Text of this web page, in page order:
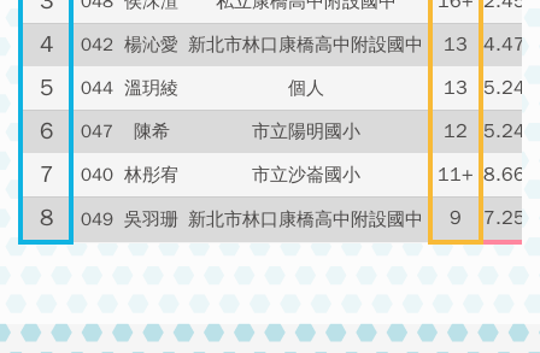
排名 背號 姓名 代表學校
1 046 黃煦寧 市立新埔國小
2 043 柯潤青 市立三玉國小
3 048 侯洣渲 私立康橋高中附設國中
4 042 楊沁愛 新北市林口康橋高中附設國中
047 陳希 市立陽明國小